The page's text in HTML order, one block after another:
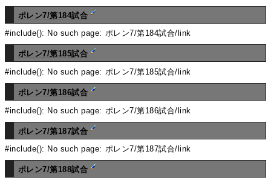
ポレン7/第184試合
#include(): No such page: ポレン7/第184試合/link
ポレン7/第185試合
#include(): No such page: ポレン7/第185試合/link
ポレン7/第186試合
#include(): No such page: ポレン7/第186試合/link
ポレン7/第187試合
#include(): No such page: ポレン7/第187試合/link
ポレン7/第188試合